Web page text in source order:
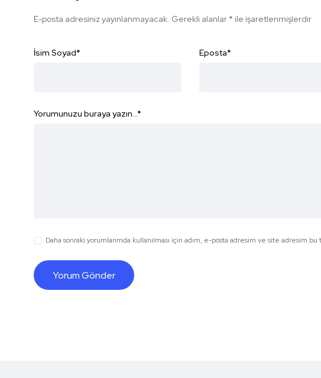
E-posta adresiniz yayınlanmayacak. Gerekli alanlar * ile işaretlenmişlerdir
İsim Soyad* Eposta*
Yorumunuzu buraya yazın...*
Daha sonraki yorumlarımda kullanılması için adım, e-posta adresim ve site adresim bu